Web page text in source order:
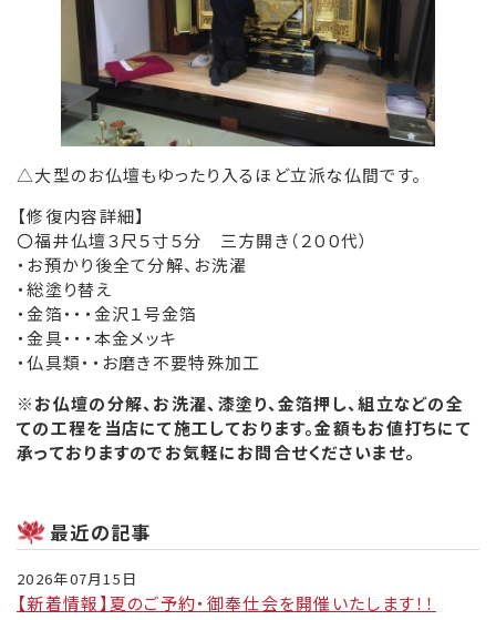
△大型のお仏壇もゆったり入るほど立派な仏間です。
【修復内容詳細】
〇福井仏壇３尺５寸５分 三方開き（２００代）
・お預かり後全て分解、お洗濯
・総塗り替え
・金箔・・・金沢１号金箔
・金具・・・本金メッキ
・仏具類・・お磨き不要特殊加工
※お仏壇の分解、お洗濯、漆塗り、金箔押し、組立などの全
ての工程を当店にて施工しております。金額もお値打ちにて
承っておりますのでお気軽にお問合せくださいませ。
最近の記事
2026年07月15日
【新着情報】夏のご予約・御奉仕会を開催いたします！！